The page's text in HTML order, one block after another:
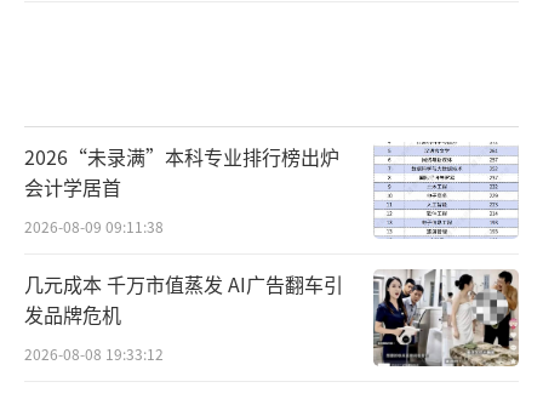
2026“未录满”本科专业排行榜出炉
会计学居首
2026-08-09 09:11:38
几元成本 千万市值蒸发 AI广告翻车引
发品牌危机
2026-08-08 19:33:12